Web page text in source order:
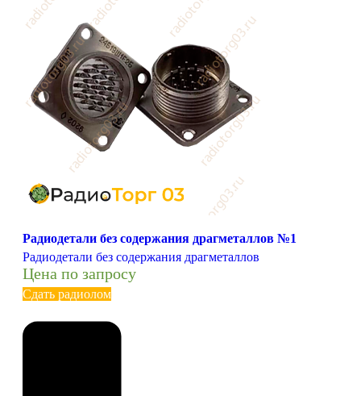
Радиодетали без содержания драгметаллов №1
Радиодетали без содержания драгметаллов
Цена по запросу
Сдать радиолом